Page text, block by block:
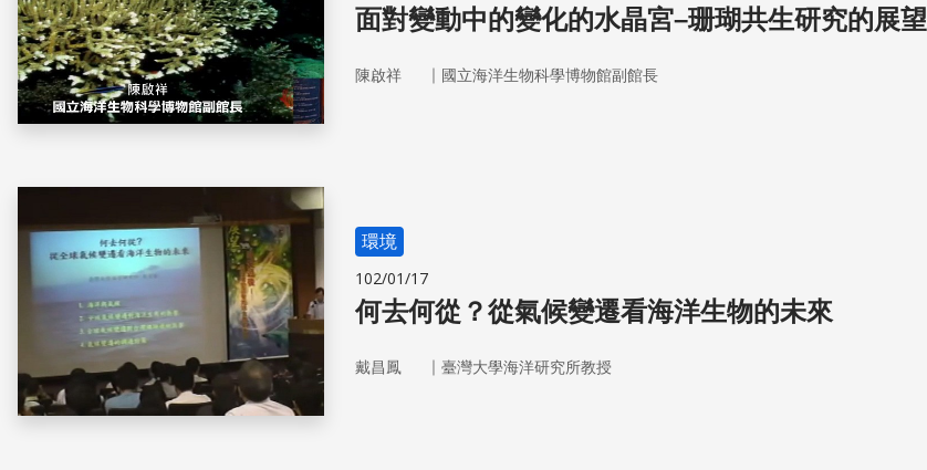
面對變動中的變化的水晶宮–珊瑚共生研究的展望
陳啟祥 ｜ 國立海洋生物科學博物館副館長
環境
102/01/17
何去何從？從氣候變遷看海洋生物的未來
戴昌鳳 ｜ 臺灣大學海洋研究所教授